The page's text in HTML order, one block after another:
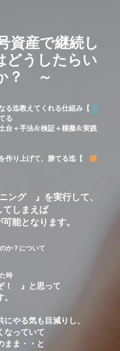
？
のか？
却曲線
勉強会、独学との違い
生の声編）
は？【技術編】
は？【ローソク足編】
は？【資金管理編】
初心者向け】
み
込み
ル
ットコイン）について
資産で継続し
どうしたらい
？　～
る迄教えてくれる仕組み【 伝
る
台＋手法&検証＋模擬&実践
作り上げて、勝てる迄【 継
グ　』を実行して、
てしまえば
能となります。
か？について
時
！　』と思って
やる気も目減りし、
なっていて
まま・・と